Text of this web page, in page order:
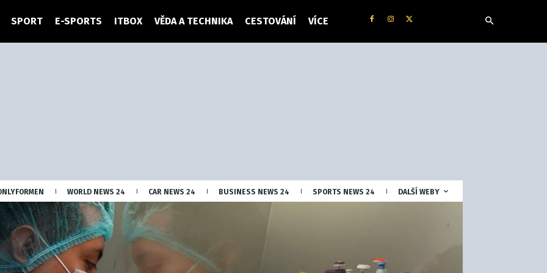
SPORT E-SPORTS ITBOX VĚDA A TECHNIKA CESTOVÁNÍ VÍCE
WORLD NEWS 24 CAR NEWS 24 BUSINESS NEWS 24 SPORTS NEWS 24 DALŠÍ WEBY